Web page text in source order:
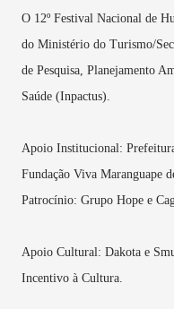
O 12º Festival Nacional de
do Ministério do Turismo/
de Pesquisa, Planejamento
Saúde (Inpactus).
Apoio Institucional:
Fundação Viva Maranguape
Patrocínio: Grupo Hope e
Apoio Cultural: Dakota e
Incentivo à Cultura.